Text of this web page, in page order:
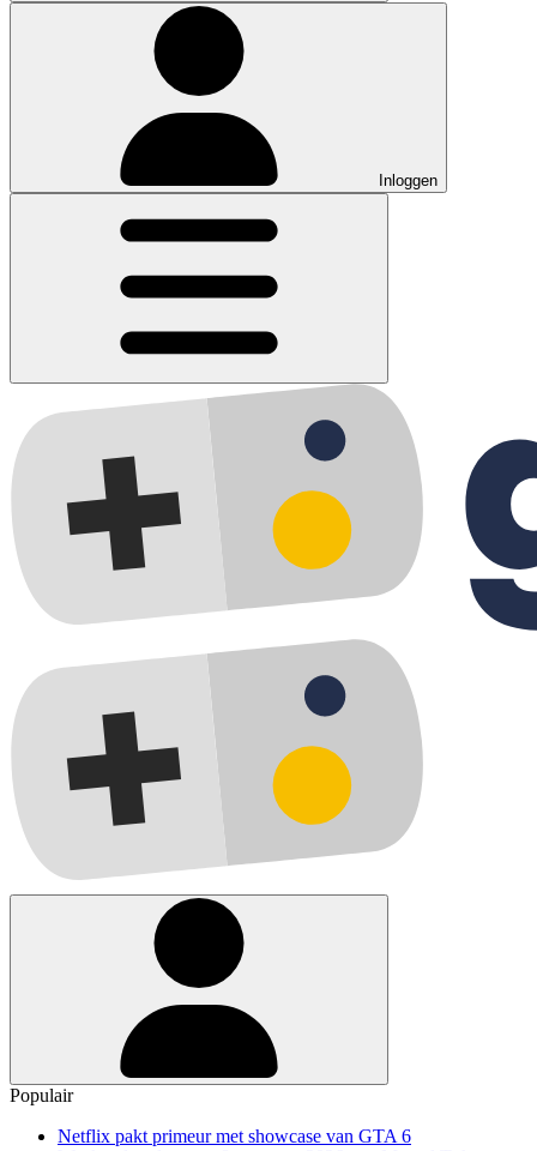
Inloggen
Populair
Netflix pakt primeur met showcase van GTA 6